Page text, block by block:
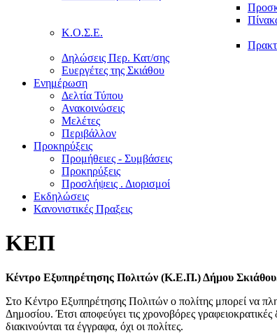
Κ.Ο.Σ.Ε.
Δηλώσεις Περ. Κατ/σης
Ευεργέτες της Σκιάθου
Ενημέρωση
Δελτία Τύπου
Ανακοινώσεις
Μελέτες
Περιβάλλον
Προκηρύξεις
Προμήθειες - Συμβάσεις
Προκηρύξεις
Προσλήψεις . Διορισμοί
Εκδηλώσεις
Κανονιστικές Πραξεις
ΚΕΠ
Κέντρο Εξυπηρέτησης Πολιτών (Κ.Ε.Π.) Δήμου
Στο Κέντρο Εξυπηρέτησης Πολιτών ο πολίτης μπορεί να
Δημοσίου. Έτσι αποφεύγει τις χρονοβόρες
διακινούνται τα έγγραφα, όχι οι πολίτες.